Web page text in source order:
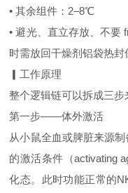
• 其余组件：2–8℃
• 避光、直立存放、不要
时需放回干燥剂铝袋热封
▎工作原理
整个逻辑链可以拆成三步
第一步——体外激活
从小鼠全血或脾脏来源
的激活条件（activating
化态。此时功能正常的